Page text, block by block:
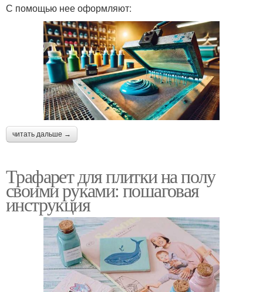
С помощью нее оформляют:
читать дальше →
Трафарет для плитки на полу
своими руками: пошаговая
инструкция